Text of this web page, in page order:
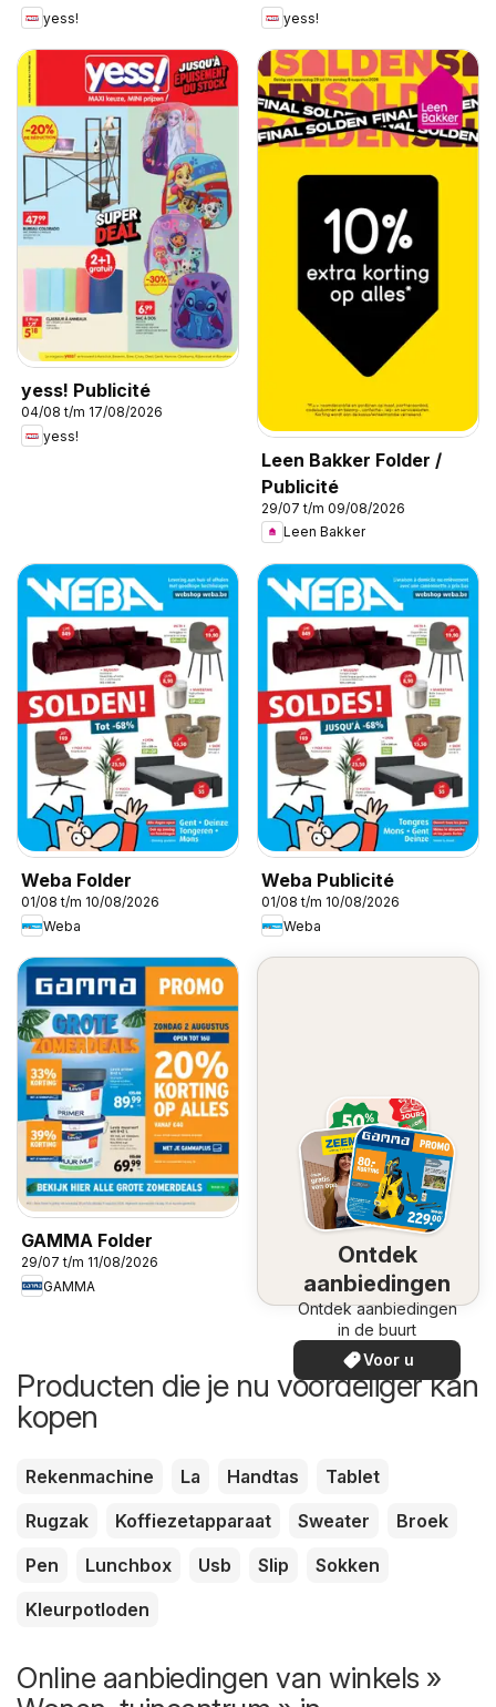
yess!
yess!
yess! Publicité
04/08 t/m 17/08/2026
yess!
Leen Bakker Folder /
Publicité
29/07 t/m 09/08/2026
Leen Bakker
Weba Folder
01/08 t/m 10/08/2026
Weba
Weba Publicité
01/08 t/m 10/08/2026
Weba
GAMMA Folder
29/07 t/m 11/08/2026
GAMMA
Ontdek
aanbiedingen
Ontdek aanbiedingen
in de buurt
Voor u
Producten die je nu voordeliger kan
kopen
Rekenmachine La Handtas
Tablet
Rugzak
Koffiezetapparaat Sweater
Broek
Pen
Lunchbox Usb Slip
Sokken
Kleurpotloden
Online aanbiedingen van winkels »